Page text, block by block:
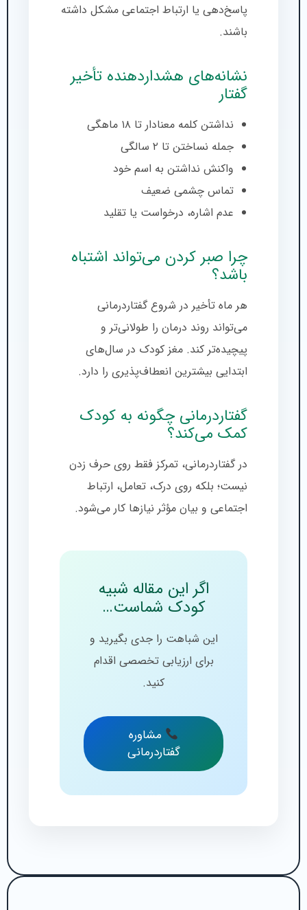
پاسخ‌دهی یا ارتباط اجتماعی مشکل داشته
باشند.
نشانه‌های هشداردهنده تأخیر
گفتار
نداشتن کلمه معنادار تا ۱۸ ماهگی
جمله نساختن تا ۲ سالگی
واکنش نداشتن به اسم خود
تماس چشمی ضعیف
عدم اشاره، درخواست یا تقلید
چرا صبر کردن می‌تواند اشتباه
باشد؟
هر ماه تأخیر در شروع گفتاردرمانی
می‌تواند روند درمان را طولانی‌تر و
پیچیده‌تر کند. مغز کودک در سال‌های
ابتدایی بیشترین انعطاف‌پذیری را دارد.
گفتاردرمانی چگونه به کودک
کمک می‌کند؟
در گفتاردرمانی، تمرکز فقط روی حرف زدن
نیست؛ بلکه روی درک، تعامل، ارتباط
اجتماعی و بیان مؤثر نیازها کار می‌شود.
اگر این مقاله شبیه
کودک شماست…
این شباهت را جدی بگیرید و
برای ارزیابی تخصصی اقدام
کنید.
مشاوره
گفتاردرمانی